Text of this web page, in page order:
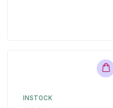
INSTOCK